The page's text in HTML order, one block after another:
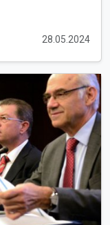
28.05.2024